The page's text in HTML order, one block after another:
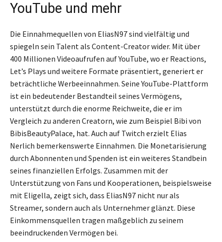
YouTube und mehr
Die Einnahmequellen von EliasN97 sind vielfältig und
spiegeln sein Talent als Content-Creator wider. Mit über
400 Millionen Videoaufrufen auf YouTube, wo er Reactions,
Let’s Plays und weitere Formate präsentiert, generiert er
beträchtliche Werbeeinnahmen. Seine YouTube-Plattform
ist ein bedeutender Bestandteil seines Vermögens,
unterstützt durch die enorme Reichweite, die er im
Vergleich zu anderen Creatorn, wie zum Beispiel Bibi von
BibisBeautyPalace, hat. Auch auf Twitch erzielt Elias
Nerlich bemerkenswerte Einnahmen. Die Monetarisierung
durch Abonnenten und Spenden ist ein weiteres Standbein
seines finanziellen Erfolgs. Zusammen mit der
Unterstützung von Fans und Kooperationen, beispielsweise
mit Eligella, zeigt sich, dass EliasN97 nicht nur als
Streamer, sondern auch als Unternehmer glänzt. Diese
Einkommensquellen tragen maßgeblich zu seinem
beeindruckenden Vermögen bei.